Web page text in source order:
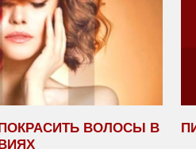
ВОЛОСЫ В